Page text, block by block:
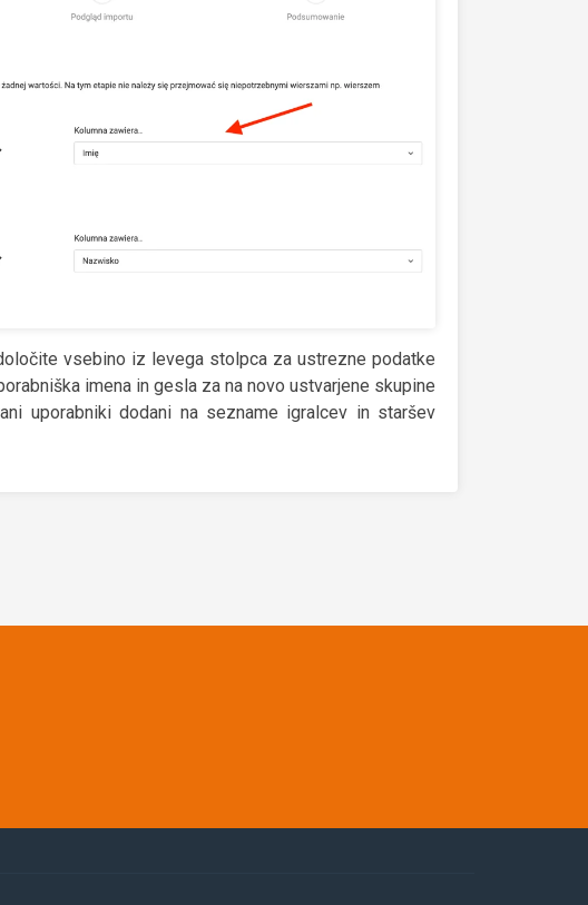
vsebino iz levega stolpca za ustrezne podatke
imena in gesla za na novo ustvarjene skupine
uporabniki dodani na sezname igralcev in staršev